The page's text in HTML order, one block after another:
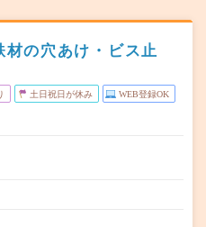
材の穴あけ・ビス止
土日祝日が休み WEB登録OK